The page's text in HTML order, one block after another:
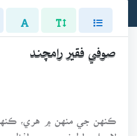
صوفي فقير رامچند
ڪنهن جي منهن ۾ هري،
لاجواب، لطيف جن جي لفظن